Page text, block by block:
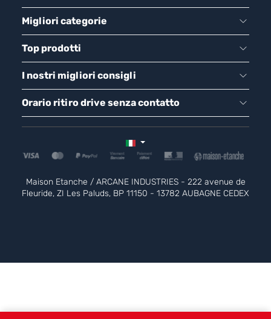
Migliori categorie
Top prodotti
I nostri migliori consigli
Orario ritiro drive senza contatto
Maison Etanche / ARCANE INDUSTRIES - 222 avenue de
Fleuride, ZI Les Paluds, BP 11150 - 13782 AUBAGNE CEDEX